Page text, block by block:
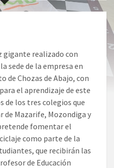
gigante realizado con
sede de la empresa en
de Chozas de Abajo, con
el aprendizaje de este
de los tres colegios que
Mazarife, Mozondiga y
fomentar el
como parte de la
que recibirán las
de Educación